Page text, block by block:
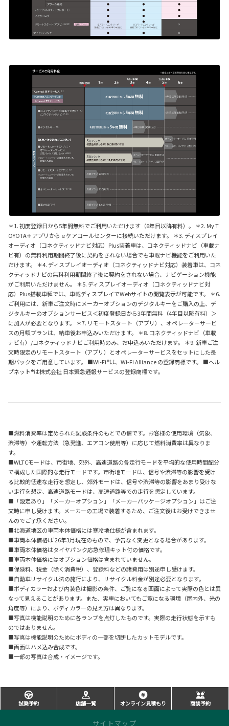
＊1. 初度登録日から5年間無料でご利用いただけます（6年目以降有料）。 ＊2. My T
OYOTA＋アプリからｅケアコールセンターに接続いただけます。 ＊3. ディスプレイ
オーディオ（コネクティッドナビ対応）Plus装着車は、コネクティッドナビ（車載ナ
ビ有）の無料利用期間終了後に契約をされない場合でも車載ナビ機能をご利用いた
だけます。 ＊4. ディスプレイオーディオ（コネクティッドナビ対応）装着車は、コネ
クティッドナビの無料利用期間終了後に契約をされない場合、ナビゲーション機能
がご利用いただけません。 ＊5. ディスプレイオーディオ（コネクティッドナビ対
応）Plus搭載車種では、車載ディスプレイでWebサイトの閲覧表示が可能です。 ＊6.
ご利用には、新車ご注文時にメーカーオプションのデジタルキーをご購入の上、デ
ジタルキーのオプションサービス＜初度登録日から3年間無料（4年目以降有料）＞
に加入が必要となります。 ＊7. リモートスタート（アプリ）、オペレーターサービ
スの月額プランは、納車後お申込みいただけます。 ＊8. コネクティッドナビ（車載
ナビ有）/コネクティッドナビご利用時のみ、お申込みいただけます。 ＊9. 新車ご注
文時限定のリモートスタート（アプリ）とオペレーターサービスをセットにした長
期パックをご用意しています。 ■Wi-Fi®は、Wi-Fi Alliance の登録商標です。 ■ヘル
プネット®は株式会社 日本緊急通報サービスの登録商標です。
■燃料消費率は定められた試験条件のもとでの値です。お客様の使用環境（気象、
渋滞等）や運転方法（急発進、エアコン使用等）に応じて燃料消費率は異なりま
す。
■WLTCモードは、市街地、郊外、高速道路の各走行モードを平均的な使用時間配分
で構成した国際的な走行モードです。市街地モードは、信号や渋滞等の影響を受け
る比較的低速な走行を想定し、郊外モードは、信号や渋滞等の影響をあまり受けな
い走行を想定、高速道路モードは、高速道路等での走行を想定しています。
■「設定あり」「メーカーオプション」「メーカーパッケージオプション」はご注
文時に申し受けます。メーカーの工場で装着するため、ご注文後はお受けできませ
んのでご了承ください。
■北海道地区の車両本体価格には寒冷地仕様が含まれます。
■車両本体価格は'26年3月現在のもので、予告なく変更となる場合があります。
■車両本体価格はタイヤパンク応急修理キット付の価格です。
■車両本体価格にはオプション価格は含まれていません。
■保険料、税金（除く消費税）、登録料などの諸費用は別途申し受けます。
■自動車リサイクル法の施行により、リサイクル料金が別途必要となります。
■ボディカラーおよび内装色は撮影の条件、ご覧になる画面によって実際の色とは異
なって見えることがあります。また、実車においてもご覧になる環境（屋内外、光の
角度等）により、ボディカラーの見え方は異なります。
■写真は機能説明のために各ランプを点灯したものです。実際の走行状態を示すも
のではありません。
■写真は機能説明のためにボディの一部を切断したカットモデルです。
■画面はハメ込み合成です。
■一部の写真は合成・イメージです。
試乗予約 店舗一覧 オンライン見積もり 商談予約
サイトマップ